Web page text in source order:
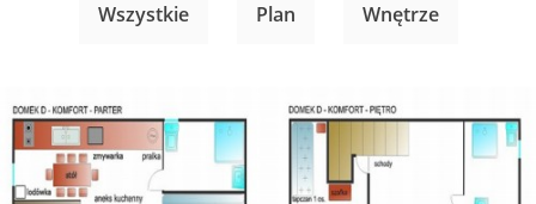
Wszystkie Plan Wnętrze